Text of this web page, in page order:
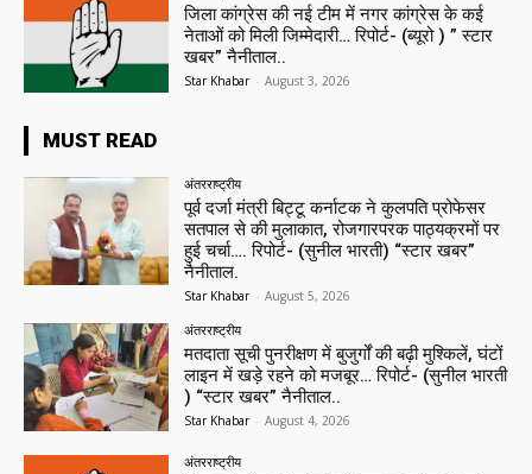
जिला कांग्रेस की नई टीम में नगर कांग्रेस के कई
नेताओं को मिली जिम्मेदारी… रिपोर्ट- (ब्यूरो ) ” स्टार
खबर” नैनीताल..
Star Khabar - August 3, 2026
MUST READ
अंतरराष्ट्रीय
पूर्व दर्जा मंत्री बिट्टू कर्नाटक ने कुलपति प्रोफेसर
सतपाल से की मुलाकात, रोजगारपरक पाठ्यक्रमों पर
हुई चर्चा…. रिपोर्ट- (सुनील भारती) “स्टार खबर”
नैनीताल.
Star Khabar - August 5, 2026
अंतरराष्ट्रीय
मतदाता सूची पुनरीक्षण में बुजुर्गों की बढ़ी मुश्किलें, घंटों
लाइन में खड़े रहने को मजबूर… रिपोर्ट- (सुनील भारती
) “स्टार खबर” नैनीताल..
Star Khabar - August 4, 2026
अंतरराष्ट्रीय